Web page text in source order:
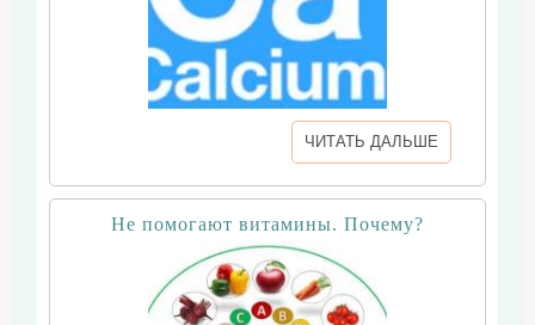
ЧИТАТЬ ДАЛЬШЕ
Не помогают витамины. Почему?